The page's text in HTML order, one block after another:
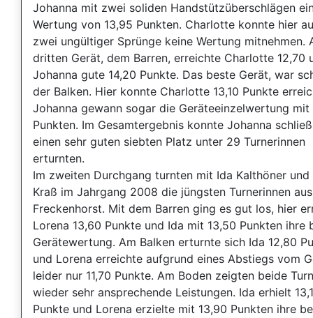
Johanna mit zwei soliden Handstützüberschlägen
Wertung von 13,95 Punkten. Charlotte konnte hier
zwei ungültiger Sprünge keine Wertung mitnehmen.
dritten Gerät, dem Barren, erreichte Charlotte 12,70
Johanna gute 14,20 Punkte. Das beste Gerät, war
der Balken. Hier konnte Charlotte 13,10 Punkte
Johanna gewann sogar die Geräteeinzelwertung mit
Punkten. Im Gesamtergebnis konnte Johanna
einen sehr guten siebten Platz unter 29 Turnerinnen
erturnten.
Im zweiten Durchgang turnten mit Ida Kalthöner und
Kraß im Jahrgang 2008 die jüngsten Turnerinnen aus
Freckenhorst. Mit dem Barren ging es gut los, hier
Lorena 13,60 Punkte und Ida mit 13,50 Punkten ihre
Gerätewertung. Am Balken erturnte sich Ida 12,80
und Lorena erreichte aufgrund eines Abstiegs vom
leider nur 11,70 Punkte. Am Boden zeigten beide
wieder sehr ansprechende Leistungen. Ida erhielt
Punkte und Lorena erzielte mit 13,90 Punkten ihre